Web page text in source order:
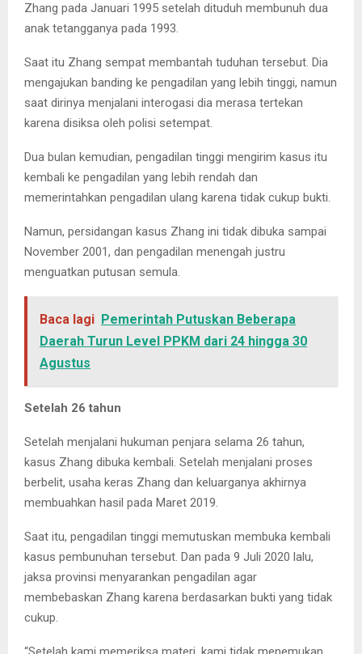
Zhang pada Januari 1995 setelah dituduh membunuh dua
anak tetangganya pada 1993.
Saat itu Zhang sempat membantah tuduhan tersebut. Dia
mengajukan banding ke pengadilan yang lebih tinggi, namun
saat dirinya menjalani interogasi dia merasa tertekan
karena disiksa oleh polisi setempat.
Dua bulan kemudian, pengadilan tinggi mengirim kasus itu
kembali ke pengadilan yang lebih rendah dan
memerintahkan pengadilan ulang karena tidak cukup bukti.
Namun, persidangan kasus Zhang ini tidak dibuka sampai
November 2001, dan pengadilan menengah justru
menguatkan putusan semula.
Baca lagi Pemerintah Putuskan Beberapa
Daerah Turun Level PPKM dari 24 hingga 30
Agustus
Setelah 26 tahun
Setelah menjalani hukuman penjara selama 26 tahun,
kasus Zhang dibuka kembali. Setelah menjalani proses
berbelit, usaha keras Zhang dan keluarganya akhirnya
membuahkan hasil pada Maret 2019.
Saat itu, pengadilan tinggi memutuskan membuka kembali
kasus pembunuhan tersebut. Dan pada 9 Juli 2020 lalu,
jaksa provinsi menyarankan pengadilan agar
membebaskan Zhang karena berdasarkan bukti yang tidak
cukup.